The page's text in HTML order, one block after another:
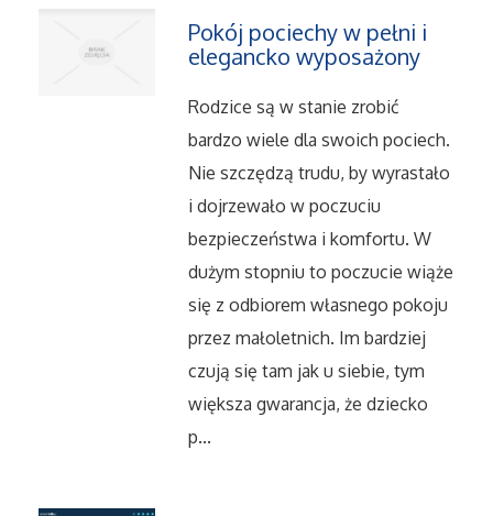
Imprezy Integracyjne
Hobby
Zajęcia Sportowe i Rekreacyjne
Serwis
Informatyczne
Restauracje, Catering
Pokój pociechy w pełni i
elegancko wyposażony
Rodzice są w stanie zrobić
bardzo wiele dla swoich pociech.
Nie szczędzą trudu, by wyrastało
i dojrzewało w poczuciu
bezpieczeństwa i komfortu. W
dużym stopniu to poczucie wiąże
się z odbiorem własnego pokoju
przez małoletnich. Im bardziej
czują się tam jak u siebie, tym
większa gwarancja, że dziecko
p...